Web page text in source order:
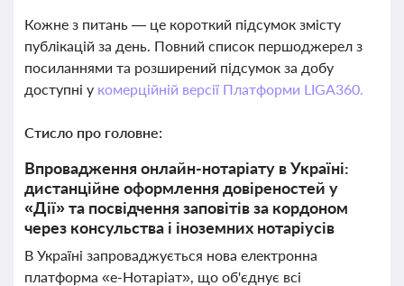
Кожне з питань — це короткий підсумок змісту
публікацій за день. Повний список першоджерел з
посиланнями та розширений підсумок за добу
доступні у комерційній версії Платформи LIGA360.
Стисло про головне:
Впровадження онлайн-нотаріату в Україні:
дистанційне оформлення довіреностей у
«Дії» та посвідчення заповітів за кордоном
через консульства і іноземних нотаріусів
В Україні запроваджується нова електронна
платформа «е-Нотаріат», що об'єднує всі